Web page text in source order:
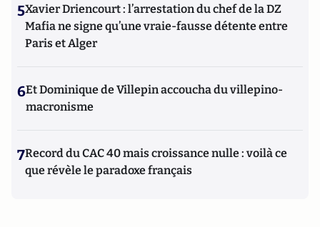
5Xavier Driencourt : l’arrestation du chef de la DZ
Mafia ne signe qu’une vraie-fausse détente entre
Paris et Alger
6Et Dominique de Villepin accoucha du villepino-
macronisme
7Record du CAC 40 mais croissance nulle : voilà ce
que révèle le paradoxe français